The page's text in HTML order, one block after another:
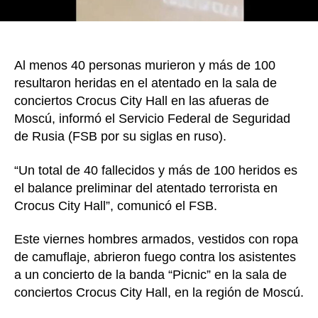
el
Al menos 40 personas murieron y más de 100
resultaron heridas en el atentado en la sala de
conciertos Crocus City Hall en las afueras de
Moscú, informó el Servicio Federal de Seguridad
de Rusia (FSB por su siglas en ruso).
“Un total de 40 fallecidos y más de 100 heridos es
el balance preliminar del atentado terrorista en
Crocus City Hall”, comunicó el FSB.
Este viernes hombres armados, vestidos con ropa
de camuflaje, abrieron fuego contra los asistentes
a un concierto de la banda “Picnic” en la sala de
conciertos Crocus City Hall, en la región de Moscú.